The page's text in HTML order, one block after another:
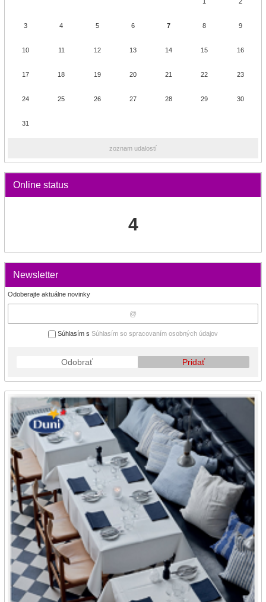
1 2
3 4 5 6 7 8 9
10 11 12 13 14 15 16
17 18 19 20 21 22 23
24 25 26 27 28 29 30
31
zoznam udalostí
Online status
4
Newsletter
Odoberajte aktuálne novinky
Súhlasím s Súhlasím so spracovaním osobných údajov
Odobrať Pridať